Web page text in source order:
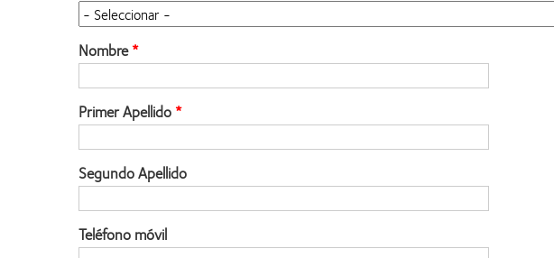
Nombre
Primer Apellido
Segundo Apellido
Teléfono móvil